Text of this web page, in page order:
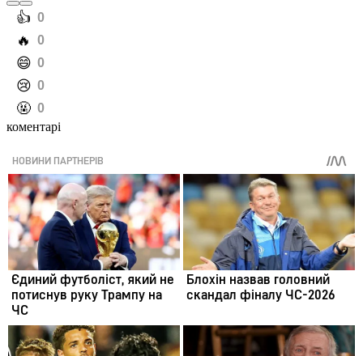
️👍 0
️🔥 0
️😄 0
️😢 0
️🤬 0
коментарі